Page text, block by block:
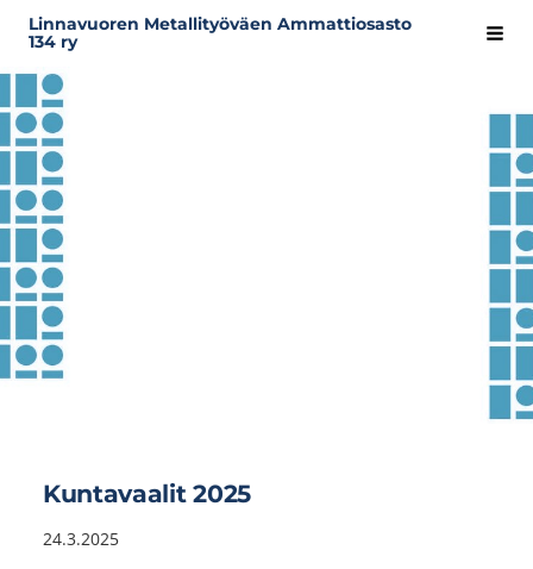
Siirry
sivun
sisältöön
Linnavuoren Metallityöväen Ammattiosasto
134 ry
Kuntavaalit 2025
24.3.2025